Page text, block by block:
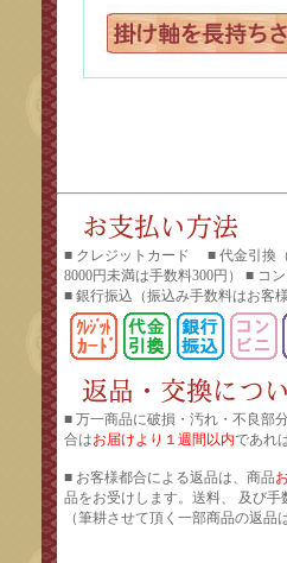
■ クレジットカード ■ 代金引換
8000円未満は手数料300円） ■ コ
■ 銀行振込 （振込み手数料はお客
■ 万一商品に破損・汚れ・不良部
合はお届けより１週間以内であれ
■ お客様都合による返品は、商品
品をお受けします。送料、 及び
（筆耕させて頂く一部商品の返品